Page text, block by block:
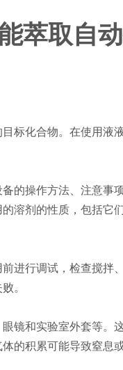
萃取自
标化合物。在使用液
的操作方法、注意事
溶剂的性质，包括它
进行调试，检查搅拌
。
镜和实验室外套等。
的积累可能导致窒息